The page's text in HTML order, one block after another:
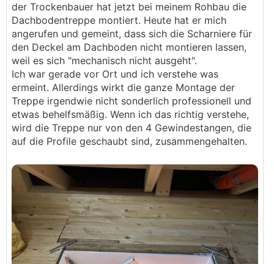
der Trockenbauer hat jetzt bei meinem Rohbau die
Dachbodentreppe montiert. Heute hat er mich
angerufen und gemeint, dass sich die Scharniere für
den Deckel am Dachboden nicht montieren lassen,
weil es sich "mechanisch nicht ausgeht".
Ich war gerade vor Ort und ich verstehe was
ermeint. Allerdings wirkt die ganze Montage der
Treppe irgendwie nicht sonderlich professionell und
etwas behelfsmäßig. Wenn ich das richtig verstehe,
wird die Treppe nur von den 4 Gewindestangen, die
auf die Profile geschaubt sind, zusammengehalten.